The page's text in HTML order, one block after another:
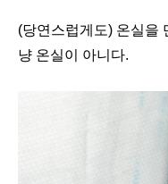
(당연스럽게도) 온실을
냥 온실이 아니다.